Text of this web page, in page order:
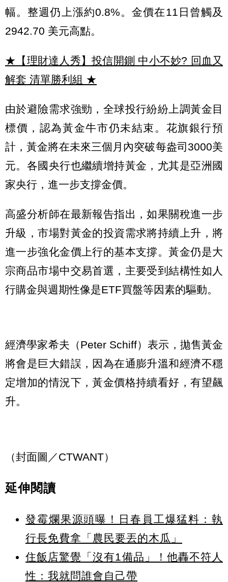
幅。整週仍上漲約0.8%。金價在11日曾觸及
2942.70 美元高點。
★【理財達人秀】投信開鍘 中小不妙? 回血又
解套 清單勝利組 ★
由於避險需求強勁，全球投行紛紛上調黃金目
標價，認為黃金牛市仍未結束。花旗銀行預
計，黃金將在未來三個月內突破每盎司3000美
元。各國央行也繼續增持黃金，尤其是亞洲國
家央行，進一步支撐金價。
高盛分析師在最新報告指出，如果關稅進一步
升級，市場對黃金的投資需求將持續上升，將
進一步強化金價上行的基本支撐。黃金仍是大
宗商品市場中交易首選，主要受到結構性如人
行購金與週期性像是ETF買盤等因素的驅動。
經濟學家希夫（Peter Schiff）表示，拋售黃金
將會是巨大錯誤，因為在通膨升溫和經濟不穩
定增加的情況下，黃金價格持續看好，有望飆
升。
（封面圖／CTWANT）
延伸閱讀
發霉爛果源頭曝！日春員工爆猛料：執
行長免費拿「農民要丟的木瓜」
住飯店驚覺「沒有1備品」！他轟不符人
性：我就問誰會自己帶